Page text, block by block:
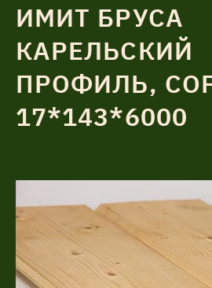
Каталог
Услуги
О компании
ИМИТ БРУСА
КАРЕЛЬСКИЙ
ПРОФИЛЬ,
17*143*6000
персональных данных
Соглашение
персональных данных